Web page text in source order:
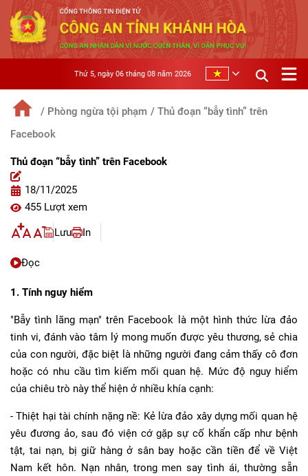
Thứ 5, ngày 06 tháng 08 năm 2026
/ Phòng ngừa tội phạm / Thủ đoạn “bẫy tình” trên
Facebook
Thủ đoạn “bẫy tình” trên Facebook
18/11/2025
455 Lượt xem
Lưu In
Đọc
1. Tính nguy hiểm
"Bẫy tình lãng mạn" trên Facebook là một hình thức lừa đảo
tinh vi, đánh vào tâm lý mong muốn được yêu thương, sẻ chia
của con người, đặc biệt là những người đang cảm thấy cô đơn
hoặc có nhu cầu tìm kiếm mối quan hệ. Mức độ nguy hiểm
của chiêu trò này thể hiện ở nhiều khía cạnh:
- Thiệt hại tài chính nặng nề: Kẻ lừa đảo xây dựng mối quan hệ
yêu đương ảo, sau đó viện cớ gặp sự cố khẩn cấp như bệnh
tật, tai nạn, bị giữ hàng ở sân bay hoặc cần tiền để về Việt
Nam kết hôn. Nạn nhân, trong men say tình ái, thường sẵn